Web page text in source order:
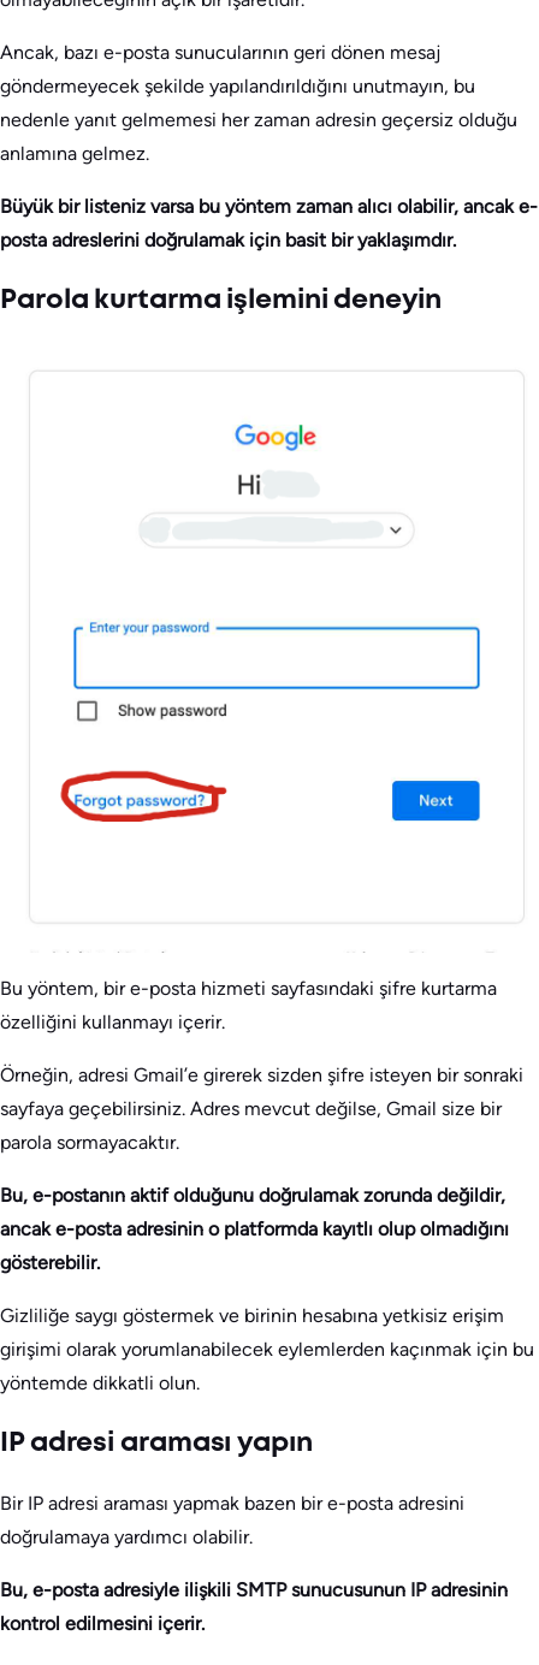
Ancak, bazı e-posta sunucularının geri dönen mesaj
göndermeyecek şekilde yapılandırıldığını unutmayın, bu
nedenle yanıt gelmemesi her zaman adresin geçersiz olduğu
anlamına gelmez.
Büyük bir listeniz varsa bu yöntem zaman alıcı olabilir, ancak e-
posta adreslerini doğrulamak için basit bir yaklaşımdır.
Parola kurtarma işlemini deneyin
Bu yöntem, bir e-posta hizmeti sayfasındaki şifre kurtarma
özelliğini kullanmayı içerir.
Örneğin, adresi Gmail’e girerek sizden şifre isteyen bir sonraki
sayfaya geçebilirsiniz. Adres mevcut değilse, Gmail size bir
parola sormayacaktır.
Bu, e-postanın aktif olduğunu doğrulamak zorunda değildir,
ancak e-posta adresinin o platformda kayıtlı olup olmadığını
gösterebilir.
Gizliliğe saygı göstermek ve birinin hesabına yetkisiz erişim
girişimi olarak yorumlanabilecek eylemlerden kaçınmak için bu
yöntemde dikkatli olun.
IP adresi araması yapın
Bir IP adresi araması yapmak bazen bir e-posta adresini
doğrulamaya yardımcı olabilir.
Bu, e-posta adresiyle ilişkili SMTP sunucusunun IP adresinin
kontrol edilmesini içerir.